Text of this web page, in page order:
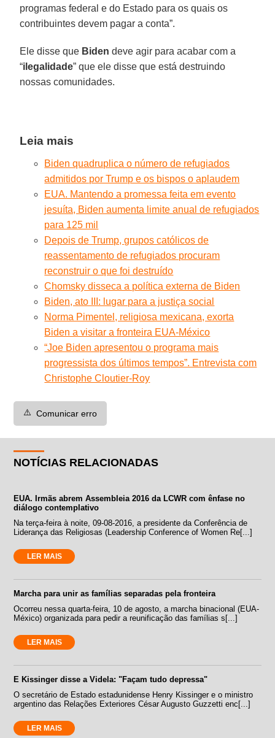
programas federal e do Estado para os quais os
contribuintes devem pagar a conta”.
Ele disse que Biden deve agir para acabar com a
“ilegalidade” que ele disse que está destruindo
nossas comunidades.
Leia mais
Biden quadruplica o número de refugiados
admitidos por Trump e os bispos o aplaudem
EUA. Mantendo a promessa feita em evento
jesuíta, Biden aumenta limite anual de refugiados
para 125 mil
Depois de Trump, grupos católicos de
reassentamento de refugiados procuram
reconstruir o que foi destruído
Chomsky disseca a política externa de Biden
Biden, ato III: lugar para a justiça social
Norma Pimentel, religiosa mexicana, exorta
Biden a visitar a fronteira EUA-México
“Joe Biden apresentou o programa mais
progressista dos últimos tempos”. Entrevista com
Christophe Cloutier-Roy
⚠️ Comunicar erro
NOTÍCIAS RELACIONADAS
EUA. Irmãs abrem Assembleia 2016 da LCWR com ênfase no
diálogo contemplativo
Na terça-feira à noite, 09-08-2016, a presidente da Conferência de
Liderança das Religiosas (Leadership Conference of Women Re[...]
LER MAIS
Marcha para unir as famílias separadas pela fronteira
Ocorreu nessa quarta-feira, 10 de agosto, a marcha binacional (EUA-
México) organizada para pedir a reunificação das famílias s[...]
LER MAIS
E Kissinger disse a Videla: "Façam tudo depressa"
O secretário de Estado estadunidense Henry Kissinger e o ministro
argentino das Relações Exteriores César Augusto Guzzetti enc[...]
LER MAIS